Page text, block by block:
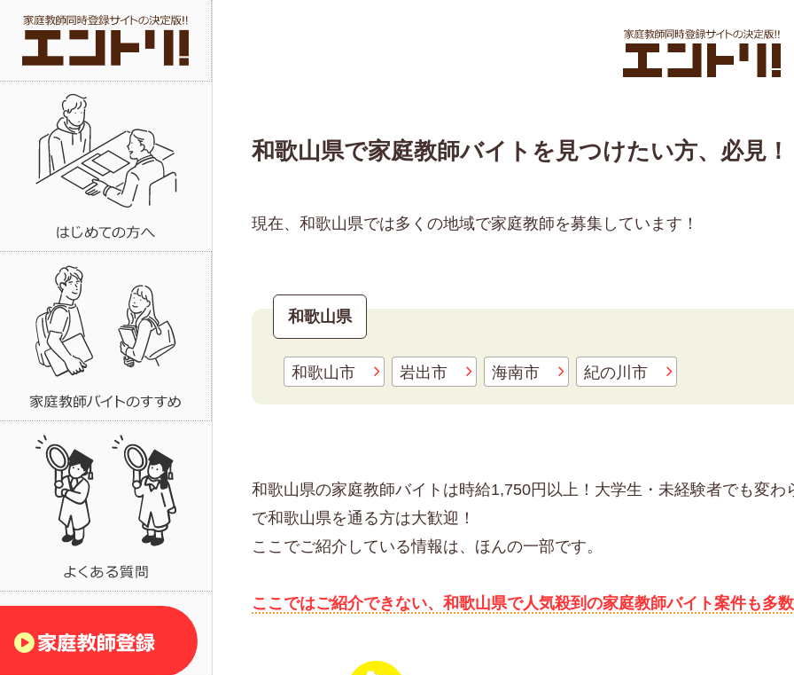
和歌山県で家庭教師バイトを見つけたい方、必見！
現在、和歌山県では多くの地域で家庭教師を募集しています！
和歌山県
和歌山市 岩出市 海南市 紀の川市
和歌山県の家庭教師バイトは時給1,750円以上！大学生・未経験者でも変
で和歌山県を通る方は大歓迎！
ここでご紹介している情報は、ほんの一部です。
ここではご紹介できない、和歌山県で人気殺到の家庭教師バイト案件も多